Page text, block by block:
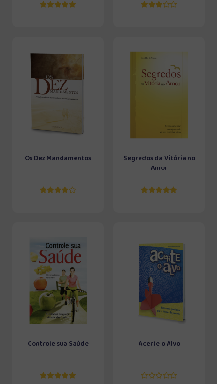
Os Dez Mandamentos
Segredos da Vitória no
Amor
Controle sua Saúde Acerte o Alvo